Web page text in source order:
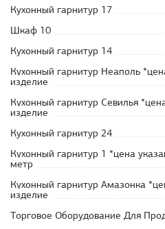
Кухонный гарнитур 17
Шкаф 10
Кухонный гарнитур 14
Кухонный гарнитур Неаполь
изделие
Кухонный гарнитур Севилья
изделие
Кухонный гарнитур 24
Кухонный гарнитур 1 *цена
метр
Кухонный гарнитур Амазонка
изделие
Торговое Оборудование Для